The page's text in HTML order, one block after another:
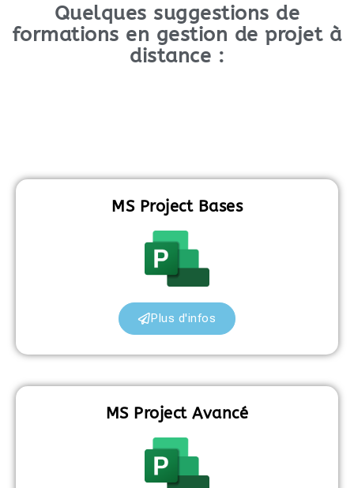
Quelques suggestions de
formations en gestion de projet à
distance :
MS Project Bases
Plus d'infos
MS Project Avancé